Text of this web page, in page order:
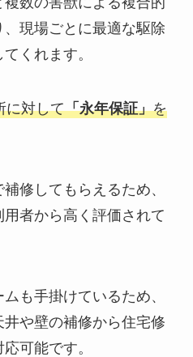
現場ごとに最適な駆除
くれます。
に対して「永年保証」を
修してもらえるため、
者から高く評価されて
も手掛けているため、
や壁の補修から住宅修
可能です。